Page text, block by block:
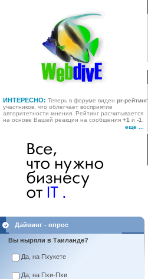
ИНТЕРЕСНО: Теперь в форуме виден pr-рейтинг
участников, что облегчает восприятие
авторитетности мнения. Рейтинг расчитывается
на основе Вашей реакции на сообщения +1 и -1
еще ...
Дайвинг - опрос
Вы ныряли в Таиланде?
Да, на Пхукете
Да, на Пхи-Пхи